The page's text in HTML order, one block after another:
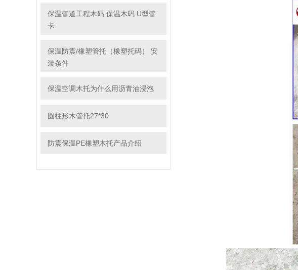
保温管道工程木码 保温木码 U型管
卡
保温防震/橡塑管托（橡塑托码） 安
装条件
保温空调木托为什么用沥青油浸泡
圆柱形木管托27*30
防震保温PE橡塑木托产品介绍